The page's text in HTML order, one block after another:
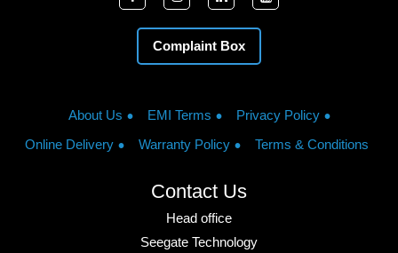
Complaint Box
About Us EMI Terms
Privacy Policy
Online Delivery
Warranty Policy Terms & Conditions
Contact Us
Head office
Seegate Technology